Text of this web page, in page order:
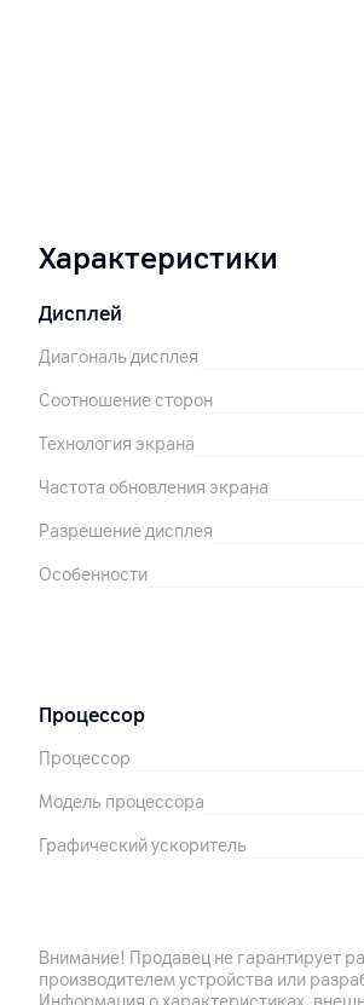
Характеристики
Дисплей
Диагональ дисплея
Соотношение сторон
Технология экрана
Частота обновления экрана
Разрешение дисплея
Особенности
Процессор
Процессор
Модель процессора
Графический ускоритель
Разрешение видео
Внимание! Продавец не гарантирует
производителем устройства или